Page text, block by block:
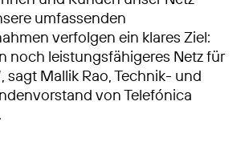
umfassenden
verfolgen ein klares Ziel:
noch leistungsfähigeres Netz für
sagt Mallik Rao, Technik- und
von Telefónica